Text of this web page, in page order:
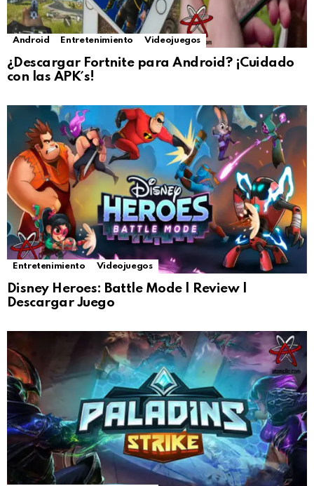
Android Entretenimiento Videojuegos
¿Descargar Fortnite para Android? ¡Cuidado
con las APK´s!
Entretenimiento Videojuegos
Disney Heroes: Battle Mode | Review |
Descargar Juego